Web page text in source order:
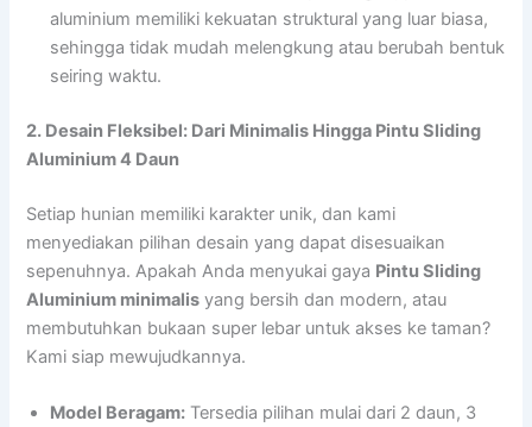
aluminium memiliki kekuatan struktural yang luar biasa,
sehingga tidak mudah melengkung atau berubah bentuk
seiring waktu.
2. Desain Fleksibel: Dari Minimalis Hingga Pintu Sliding
Aluminium 4 Daun
Setiap hunian memiliki karakter unik, dan kami
menyediakan pilihan desain yang dapat disesuaikan
sepenuhnya. Apakah Anda menyukai gaya Pintu Sliding
Aluminium minimalis yang bersih dan modern, atau
membutuhkan bukaan super lebar untuk akses ke taman?
Kami siap mewujudkannya.
Model Beragam: Tersedia pilihan mulai dari 2 daun, 3